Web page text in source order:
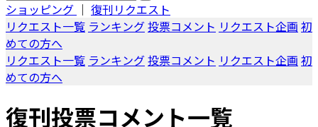
ショッピング ｜ 復刊リクエスト
リクエスト一覧 ランキング投票コメント リクエスト企画 初
めての方へ
リクエスト一覧 ランキング投票コメント リクエスト企画 初
めての方へ
復刊投票コメント一覧